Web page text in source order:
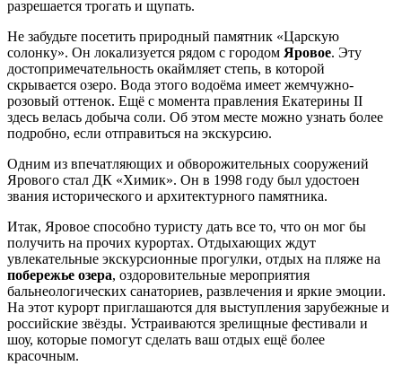
разрешается трогать и щупать.
Не забудьте посетить природный памятник «Царскую
солонку». Он локализуется рядом с городом Яровое. Эту
достопримечательность окаймляет степь, в которой
скрывается озеро. Вода этого водоёма имеет жемчужно-
розовый оттенок. Ещё с момента правления Екатерины II
здесь велась добыча соли. Об этом месте можно узнать более
подробно, если отправиться на экскурсию.
Одним из впечатляющих и обворожительных сооружений
Ярового стал ДК «Химик». Он в 1998 году был удостоен
звания исторического и архитектурного памятника.
Итак, Яровое способно туристу дать все то, что он мог бы
получить на прочих курортах. Отдыхающих ждут
увлекательные экскурсионные прогулки, отдых на пляже на
побережье озера, оздоровительные мероприятия
бальнеологических санаториев, развлечения и яркие эмоции.
На этот курорт приглашаются для выступления зарубежные и
российские звёзды. Устраиваются зрелищные фестивали и
шоу, которые помогут сделать ваш отдых ещё более
красочным.